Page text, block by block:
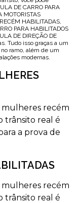
DE CARRO PARA
MOTORISTAS
HABILITADAS,
PARA HABILITADOS
DE DIREÇÃO DE
Tudo isso graças a um
ramo, além de um
modernas.
mulheres recém
trânsito real é
a prova de
mulheres recém
trânsito real é